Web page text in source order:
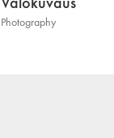
Photography